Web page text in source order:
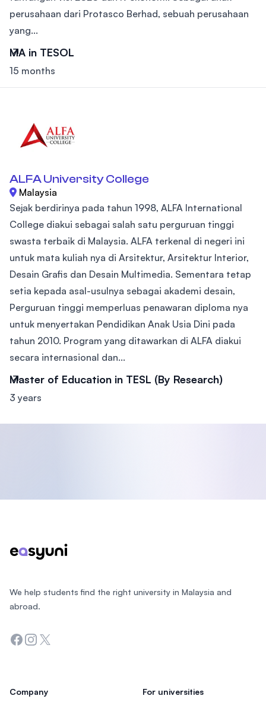
perusahaan dari Protasco Berhad, sebuah perusahaan
yang...
MA in TESOL
15 months
ALFA University College
Malaysia
Sejak berdirinya pada tahun 1998, ALFA International
College diakui sebagai salah satu perguruan tinggi
swasta terbaik di Malaysia. ALFA terkenal di negeri ini
untuk mata kuliah nya di Arsitektur, Arsitektur Interior,
Desain Grafis dan Desain Multimedia. Sementara tetap
setia kepada asal-usulnya sebagai akademi desain,
Perguruan tinggi memperluas penawaran diploma nya
untuk menyertakan Pendidikan Anak Usia Dini pada
tahun 2010. Program yang ditawarkan di ALFA diakui
secara internasional dan...
Master of Education in TESL (By Research)
3 years
We help students find the right university in Malaysia and
abroad.
Facebook
Instagram
Twitter
Company For universities